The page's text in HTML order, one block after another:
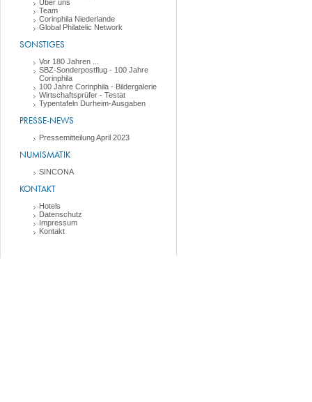
Über uns
Team
Corinphila Niederlande
Global Philatelic Network
SONSTIGES
Vor 180 Jahren ...
SBZ-Sonderpostflug - 100 Jahre
Corinphila
100 Jahre Corinphila - Bildergalerie
Wirtschaftsprüfer - Testat
Typentafeln Durheim-Ausgaben
PRESSE-NEWS
Pressemitteilung April 2023
NUMISMATIK
SINCONA
KONTAKT
Hotels
Datenschutz
Impressum
Kontakt